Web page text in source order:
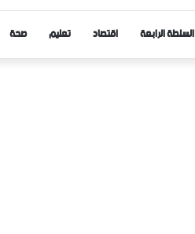
السلطة الرابعة اقتصاد تعليم صحة